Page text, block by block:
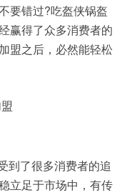
要错过?吃盔侠锅盔
赢得了众多消费者的
盟之后，必然能轻松
到了很多消费者的追
立足于市场中，有传